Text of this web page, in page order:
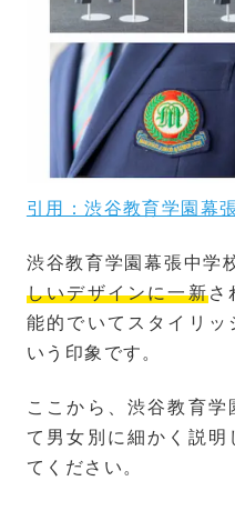
引用：渋谷教育学園幕
渋谷教育学園幕張中学
しいデザインに一新さ
能的でいてスタイリッ
いう印象です。
ここから、渋谷教育
て男女別に細かく説
てください。